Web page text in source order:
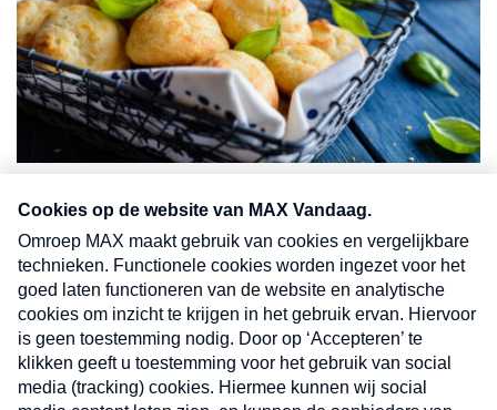
Recept
Janny van der Heijden
Heijden
Recept